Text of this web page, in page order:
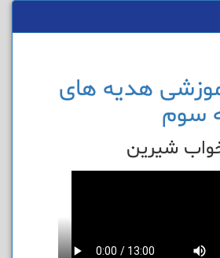
هدیه های
سوم
شیرین